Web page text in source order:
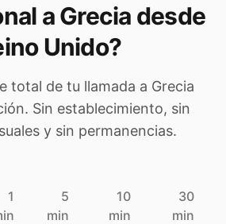
aGrecia desde
Unido?
total de tu llamada a Grecia
Sin establecimiento, sin
y sin permanencias.
1
5
min
10
min
30
min